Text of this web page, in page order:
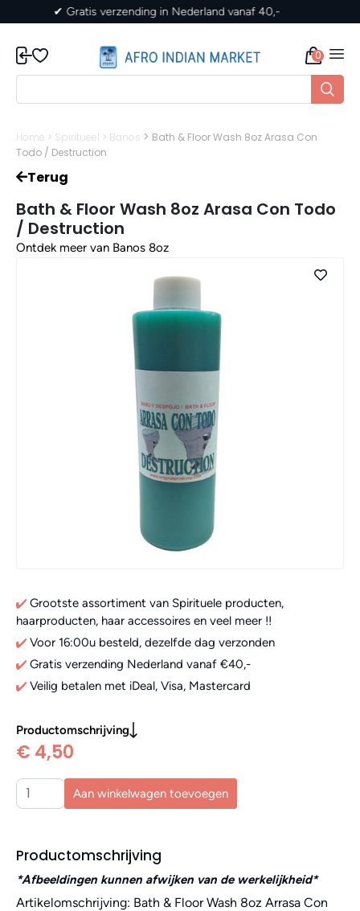
✔ Gratis verzending in Nederland vanaf 40,-
0
Home > Spiritueel > Banos > Bath & Floor Wash 8oz Arasa Con
Todo / Destruction
Terug
Bath & Floor Wash 8oz Arasa Con Todo
/ Destruction
Ontdek meer van Banos 8oz
Grootste assortiment van Spirituele producten,
haarproducten, haar accessoires en veel meer !!
Voor 16:00u besteld, dezelfde dag verzonden
Gratis verzending Nederland vanaf €40,-
Veilig betalen met iDeal, Visa, Mastercard
Productomschrijving
€ 4,50
Aan winkelwagen toevoegen
Productomschrijving
*Afbeeldingen kunnen afwijken van de werkelijkheid*
Artikelomschrijving: Bath & Floor Wash 8oz Arrasa Con